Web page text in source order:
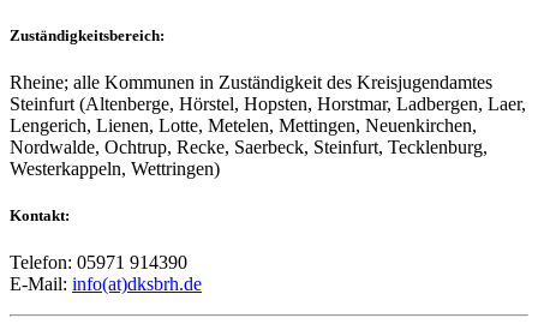
Zuständigkeitsbereich:
Rheine; alle Kommunen in Zuständigkeit des Kreisjugendamtes
Steinfurt (Altenberge, Hörstel, Hopsten, Horstmar, Ladbergen, Laer,
Lengerich, Lienen, Lotte, Metelen, Mettingen, Neuenkirchen,
Nordwalde, Ochtrup, Recke, Saerbeck, Steinfurt, Tecklenburg,
Westerkappeln, Wettringen)
Kontakt:
Telefon: 05971 914390
E-Mail: info(at)dksbrh.de